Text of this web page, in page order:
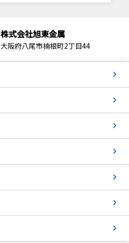
株式会社旭東金属
大阪府八尾市楠根町2丁目44